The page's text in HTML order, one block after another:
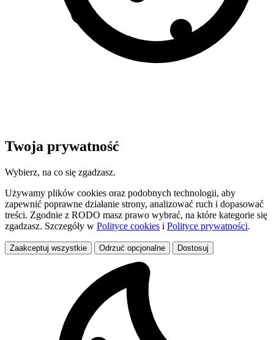
Twoja prywatność
Wybierz, na co się zgadzasz.
Używamy plików cookies oraz podobnych technologii, aby
zapewnić poprawne działanie strony, analizować ruch i dopasować
treści. Zgodnie z RODO masz prawo wybrać, na które kategorie się
zgadzasz. Szczegóły w Polityce cookies i Polityce prywatności.
Zaakceptuj wszystkie Odrzuć opcjonalne Dostosuj